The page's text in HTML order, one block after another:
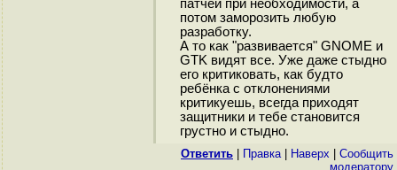
патчей при необходимости, а
потом заморозить любую
разработку.
А то как "развивается" GNOME и
GTK видят все. Уже даже стыдно
его критиковать, как будто
ребёнка с отклонениями
критикуешь, всегда приходят
защитники и тебе становится
грустно и стыдно.
Ответить Правка| Наверх
Cообщить
модератору